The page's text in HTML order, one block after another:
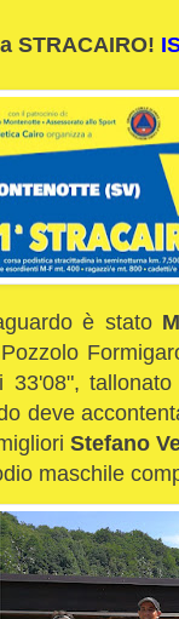
STRACAIRO!
è stato
33'08", tallonato
deve
Stefano
maschile